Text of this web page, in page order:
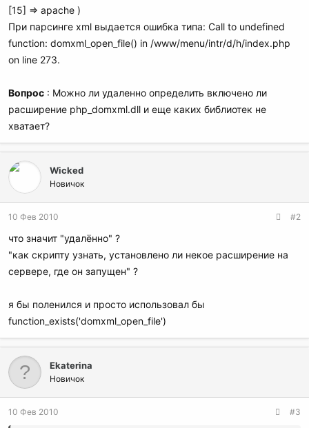
[15] => apache )
При парсинге xml выдается ошибка типа: Call to undefined
function: domxml_open_file() in /www/menu/intr/d/h/index.php
on line 273.
Вопрос : Можно ли удаленно определить включено ли
расширение php_domxml.dll и еще каких библиотек не
хватает?
Wicked
Новичок
10 Фев 2010 #2
что значит "удалённо" ?
"как скрипту узнать, установлено ли некое расширение на
сервере, где он запущен" ?
я бы поленился и просто использовал бы
function_exists('domxml_open_file')
Ekaterina
Новичок
10 Фев 2010 #3